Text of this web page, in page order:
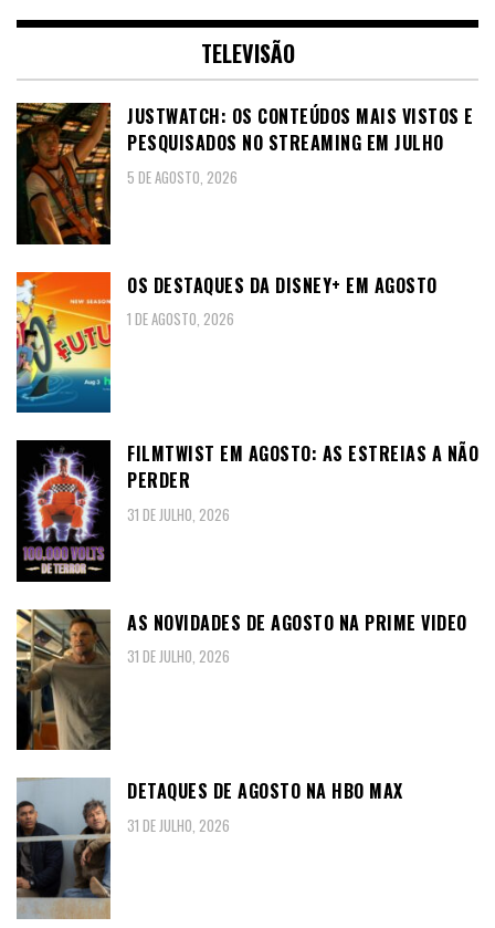
TELEVISÃO
JUSTWATCH: OS CONTEÚDOS MAIS VISTOS E
PESQUISADOS NO STREAMING EM JULHO
5 DE AGOSTO, 2026
OS DESTAQUES DA DISNEY+ EM AGOSTO
1 DE AGOSTO, 2026
FILMTWIST EM AGOSTO: AS ESTREIAS A NÃO
PERDER
31 DE JULHO, 2026
AS NOVIDADES DE AGOSTO NA PRIME VIDEO
31 DE JULHO, 2026
DETAQUES DE AGOSTO NA HBO MAX
31 DE JULHO, 2026